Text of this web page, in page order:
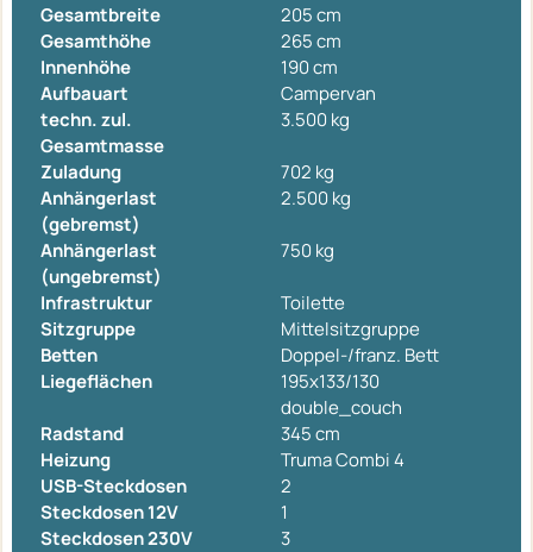
Gesamtbreite
205 cm
Gesamthöhe
265 cm
Innenhöhe
190 cm
Aufbauart
Campervan
techn. zul.
Gesamtmasse
3.500 kg
Zuladung
702 kg
Anhängerlast
(gebremst)
2.500 kg
Anhängerlast
(ungebremst)
750 kg
Infrastruktur
Toilette
Sitzgruppe
Mittelsitzgruppe
Betten
Doppel-/franz. Bett
Liegeflächen
195x133/130
double_couch
Radstand
345 cm
Heizung
Truma Combi 4
USB-Steckdosen
2
Steckdosen 12V
1
Steckdosen 230V
3